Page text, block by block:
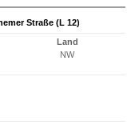
Straße (L 12)
Land
NW